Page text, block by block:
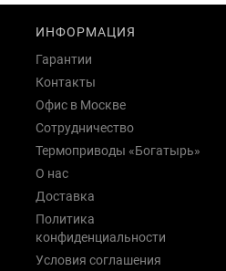
ИНФОРМАЦИЯ
Гарантии
Контакты
Офис в Москве
Сотрудничество
Термоприводы «Богатырь»
О нас
Доставка
Политика
конфиденциальности
Условия соглашения